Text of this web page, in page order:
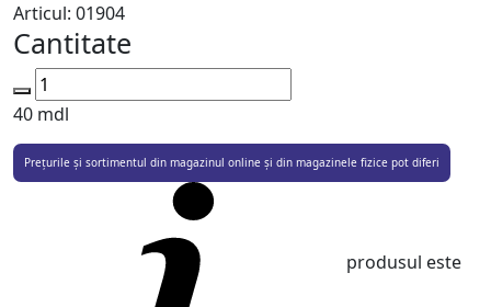
Articul: 01904
Cantitate
40 mdl
Prețurile și sortimentul din magazinul online și din magazinele fizice pot diferi
produsul este